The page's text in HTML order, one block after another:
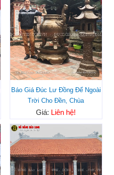
Báo Giá Đúc Lư Đồng Để Ngoài
Trời Cho Đền, Chùa
Giá: Liên hệ!